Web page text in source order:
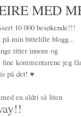
MED
10 000 besøkende!!!
på min bittelille blogg...
titter innom og
kommentarene jeg
på det! ♥
en aldri så liten